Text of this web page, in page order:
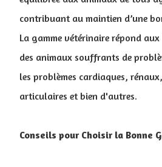
contribuant au maintien d’une
La gamme vétérinaire répond
des animaux souffrants de
les problèmes cardiaques,
articulaires et bien d'autres.
Conseils pour Choisir la Bonne